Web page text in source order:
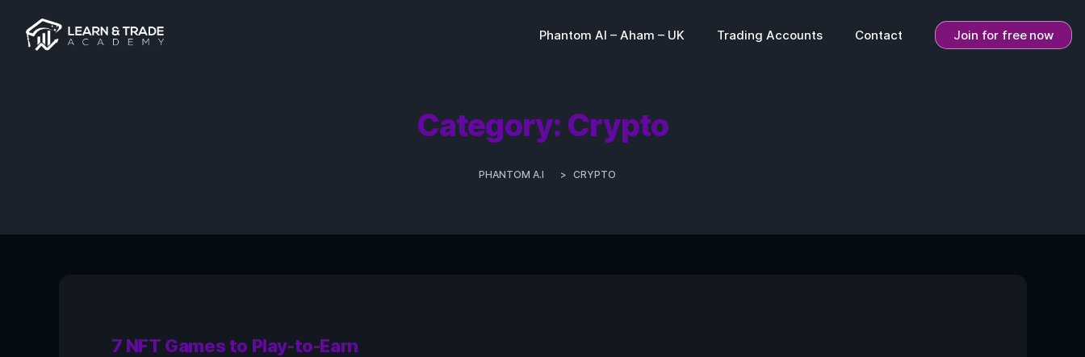
Phantom AI – Aham – UK Trading Accounts Contact Join for free now
Category: Crypto
PHANTOM A.I > CRYPTO
7 NFT Games to Play-to-Earn